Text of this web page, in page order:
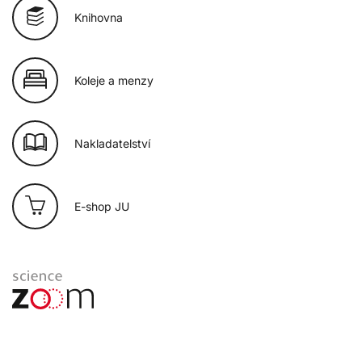
Knihovna
Koleje a menzy
Nakladatelství
E-shop JU